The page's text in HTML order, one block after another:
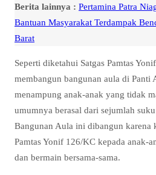
Berita lainnya : Pertamina Patra
Bantuan Masyarakat Terdampak
Barat
Seperti diketahui Satgas Pamtas
membangun bangunan aula di Panti
menampung anak-anak yang tidak
umumnya berasal dari sejumlah
Bangunan Aula ini dibangun karena
Pamtas Yonif 126/KC kepada anak-
dan bermain bersama-sama.